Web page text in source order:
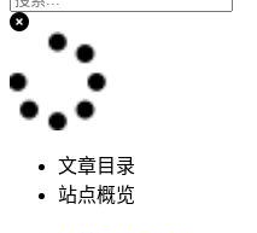
文章目录
站点概览